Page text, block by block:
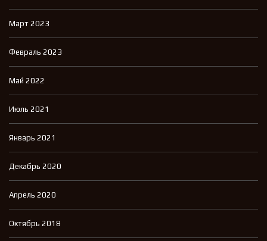
Март 2023
Февраль 2023
Май 2022
Июль 2021
Январь 2021
Декабрь 2020
Апрель 2020
Октябрь 2018